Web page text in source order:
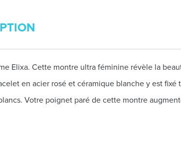
Elixa. Cette montre ultra féminine révèle la
en acier rosé et céramique blanche y est
Votre poignet paré de cette montre